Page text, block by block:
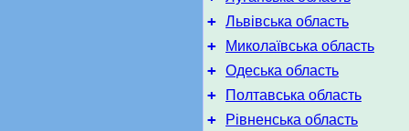
+ Львівська область
+ Миколаївська область
+ Одеська область
+ Полтавська область
+ Рівненська область